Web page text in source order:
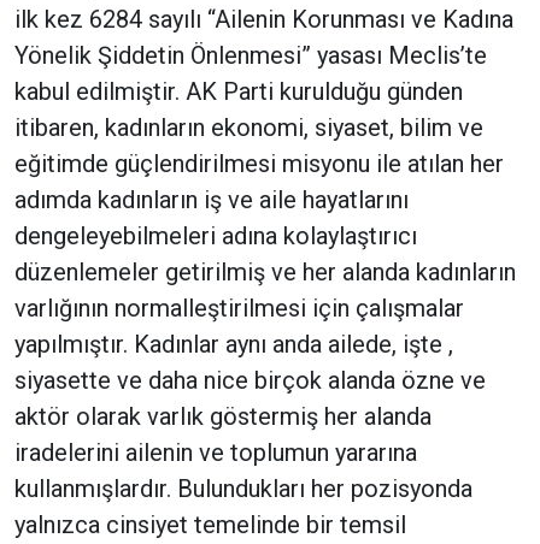
ilk kez 6284 sayılı “Ailenin Korunması ve Kadına
Yönelik Şiddetin Önlenmesi” yasası Meclis’te
kabul edilmiştir. AK Parti kurulduğu günden
itibaren, kadınların ekonomi, siyaset, bilim ve
eğitimde güçlendirilmesi misyonu ile atılan her
adımda kadınların iş ve aile hayatlarını
dengeleyebilmeleri adına kolaylaştırıcı
düzenlemeler getirilmiş ve her alanda kadınların
varlığının normalleştirilmesi için çalışmalar
yapılmıştır. Kadınlar aynı anda ailede, işte ,
siyasette ve daha nice birçok alanda özne ve
aktör olarak varlık göstermiş her alanda
iradelerini ailenin ve toplumun yararına
kullanmışlardır. Bulundukları her pozisyonda
yalnızca cinsiyet temelinde bir temsil